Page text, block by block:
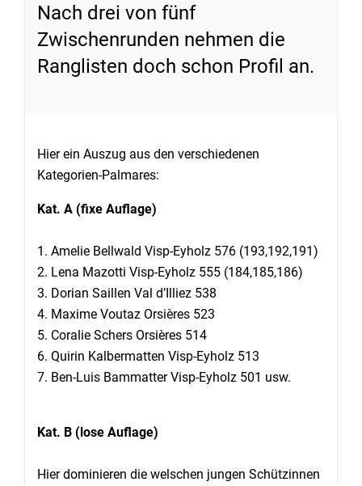
Nach drei von fünf
Zwischenrunden nehmen die
Ranglisten doch schon Profil an.
Hier ein Auszug aus den verschiedenen
Kategorien-Palmares:
Kat. A (fixe Auflage)
1. Amelie Bellwald Visp-Eyholz 576 (193,192,191)
2. Lena Mazotti Visp-Eyholz 555 (184,185,186)
3. Dorian Saillen Val d’Illiez 538
4. Maxime Voutaz Orsières 523
5. Coralie Schers Orsières 514
6. Quirin Kalbermatten Visp-Eyholz 513
7. Ben-Luis Bammatter Visp-Eyholz 501 usw.
Kat. B (lose Auflage)
Hier dominieren die welschen jungen Schützinnen